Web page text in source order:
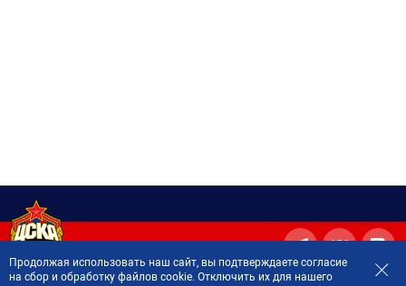
Продолжая использовать наш сайт, вы подтверждаете согласие
на сбор и обработку файлов cookie. Отключить их для нашего